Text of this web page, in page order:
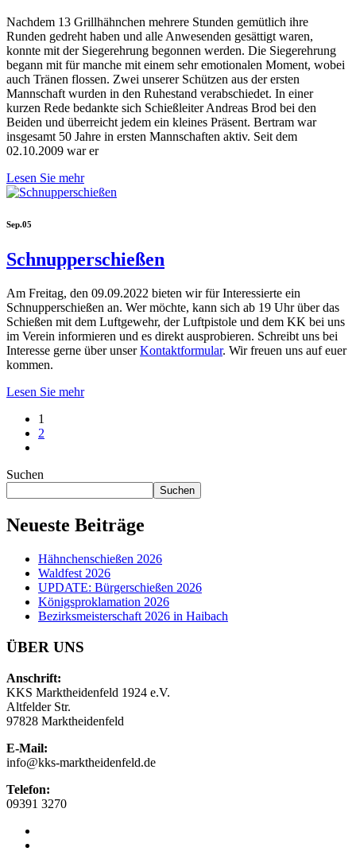
Nachdem 13 Grillhähnchen mehrere Stunden gemütlich ihre
Runden gedreht haben und alle Anwesenden gesättigt waren,
konnte mit der Siegerehrung begonnen werden. Die Siegerehrung
begann mit für manche mit einem sehr emotionalen Moment, wobei
auch Tränen flossen. Zwei unserer Schützen aus der ersten
Mannschaft wurden in den Ruhestand verabschiedet. In einer
kurzen Rede bedankte sich Schießleiter Andreas Brod bei den
Beiden und überreicht jedem ein kleines Präsent. Bertram war
insgesamt 50 Jahre in ersten Mannschaften aktiv. Seit dem
02.10.2009 war er
Lesen Sie mehr
Sep.05
Schnupperschießen
Am Freitag, den 09.09.2022 bieten wir für Interessierte ein
Schnupperschießen an. Wer möchte, kann sich ab 19 Uhr über das
Schießen mit dem Luftgewehr, der Luftpistole und dem KK bei uns
im Verein informieren und es direkt ausprobieren. Schreibt uns bei
Interesse gerne über unserKontaktformular. Wir freuen uns auf euer
kommen.
Lesen Sie mehr
1
2
Suchen
Suchen
Neueste Beiträge
Hähnchenschießen 2026
Waldfest 2026
UPDATE: Bürgerschießen 2026
Königsproklamation 2026
Bezirksmeisterschaft 2026 in Haibach
ÜBER UNS
Anschrift:
KKS Marktheidenfeld 1924 e.V.
Altfelder Str.
97828 Marktheidenfeld
E-Mail:
info@kks-marktheidenfeld.de
Telefon:
09391 3270